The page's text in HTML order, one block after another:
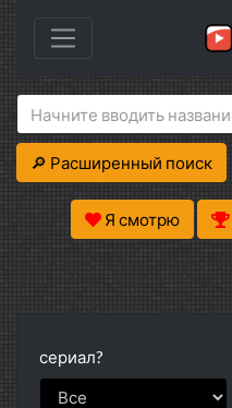
🔎 Расширенный поиск
Я смотрю
сериал?